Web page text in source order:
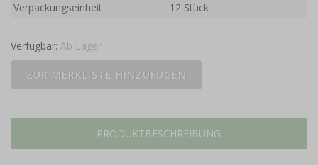
Verpackungseinheit
12 Stück
Verfügbar: Ab Lager
PRODUKTBESCHREIBUNG